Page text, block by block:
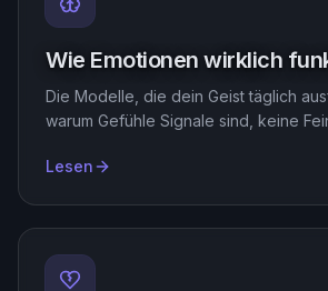
Wie Emotionen wirklich
Die Modelle, die dein Geist täglich
warum Gefühle Signale sind, keine
Lesen